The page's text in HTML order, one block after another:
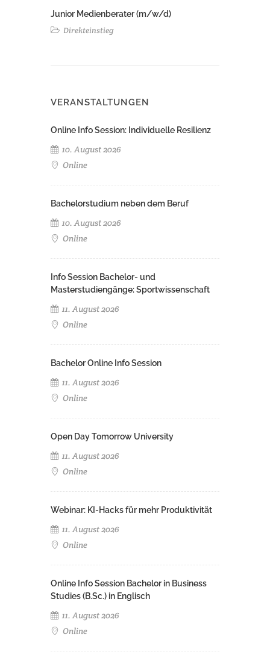
Junior Medienberater (m/w/d)
Direkteinstieg
VERANSTALTUNGEN
Online Info Session: Individuelle Resilienz
10. August 2026
Online
Bachelorstudium neben dem Beruf
10. August 2026
Online
Info Session Bachelor- und
Masterstudiengänge: Sportwissenschaft
11. August 2026
Online
Bachelor Online Info Session
11. August 2026
Online
Open Day Tomorrow University
11. August 2026
Online
Webinar: KI-Hacks für mehr Produktivität
11. August 2026
Online
Online Info Session Bachelor in Business
Studies (B.Sc.) in Englisch
11. August 2026
Online